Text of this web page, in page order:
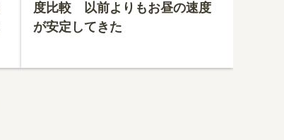
度比較 以前よりもお昼の速度
が安定してきた